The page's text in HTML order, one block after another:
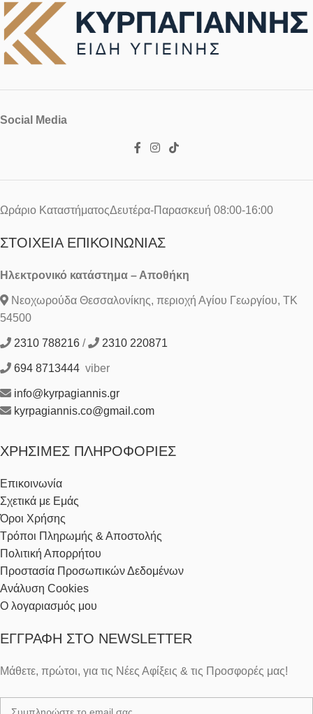
Social Media
Ωράριο ΚαταστήματοςΔευτέρα-Παρασκευή 08:00-16:00
ΣΤΟΙΧΕΊΑ ΕΠΙΚΟΙΝΩΝΊΑΣ
Ηλεκτρονικό κατάστημα – Αποθήκη
Νεοχωρούδα Θεσσαλονίκης, περιοχή Αγίου Γεωργίου, ΤΚ
54500
2310 788216 / 2310 220871
694 8713444 viber
info@kyrpagiannis.gr
kyrpagiannis.co@gmail.com
ΧΡΉΣΙΜΕΣ ΠΛΗΡΟΦΟΡΊΕΣ
Επικοινωνία
Σχετικά με Εμάς
Όροι Χρήσης
Τρόποι Πληρωμής & Αποστολής
Πολιτική Απορρήτου
Προστασία Προσωπικών Δεδομένων
Ανάλυση Cookies
Ο λογαριασμός μου
ΕΓΓΡΑΦΉ ΣΤΟ NEWSLETTER
Μάθετε, πρώτοι, για τις Νέες Αφίξεις & τις Προσφορές μας!